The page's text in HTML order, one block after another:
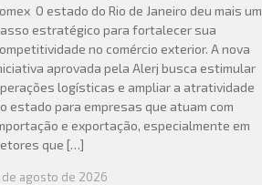
O estado do Rio de Janeiro deu mais um
estratégico para fortalecer sua
no comércio exterior. A nova
aprovada pela Alerj busca estimular
logísticas e ampliar a atratividade
estado para empresas que atuam com
e exportação, especialmente em
que […]
de agosto de 2026